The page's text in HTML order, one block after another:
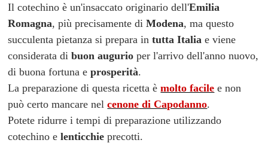
Il cotechino è un'insaccato originario dell'Emilia
Romagna, più precisamente diModena, ma questo
succulenta pietanza si prepara intutta Italia e viene
considerata dibuon augurio per l'arrivo dell'anno nuovo,
di buona fortuna eprosperità.
La preparazione di questa ricetta èmolto facile e non
può certo mancare nelcenone di Capodanno.
Potete ridurre i tempi di preparazione utilizzando
cotechino elenticchie precotti.